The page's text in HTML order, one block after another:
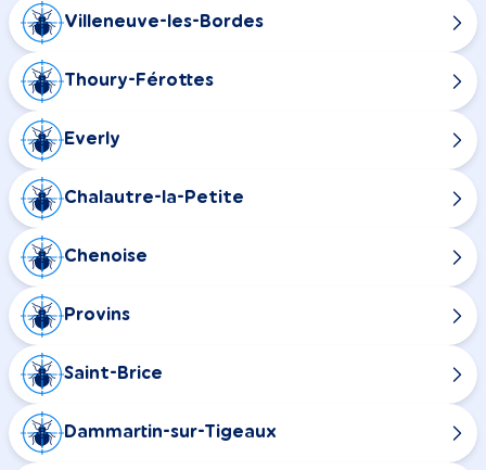
Villeneuve-les-Bordes
Thoury-Férottes
Everly
Chalautre-la-Petite
Chenoise
Provins
Saint-Brice
Dammartin-sur-Tigeaux